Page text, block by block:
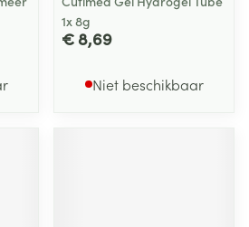
1x 8g
€ 8,69
Niet beschikbaar